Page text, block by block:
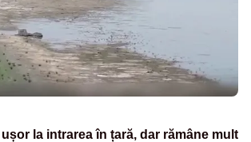
la intrarea în țară, dar rămâne mult